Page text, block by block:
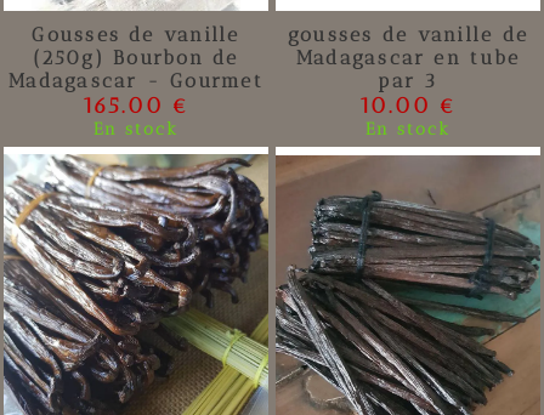
Gousses de vanille
(250g) Bourbon de
Madagascar - Gourmet
165.00 €
En stock
gousses de vanille de
Madagascar en tube
par 3
10.00 €
En stock